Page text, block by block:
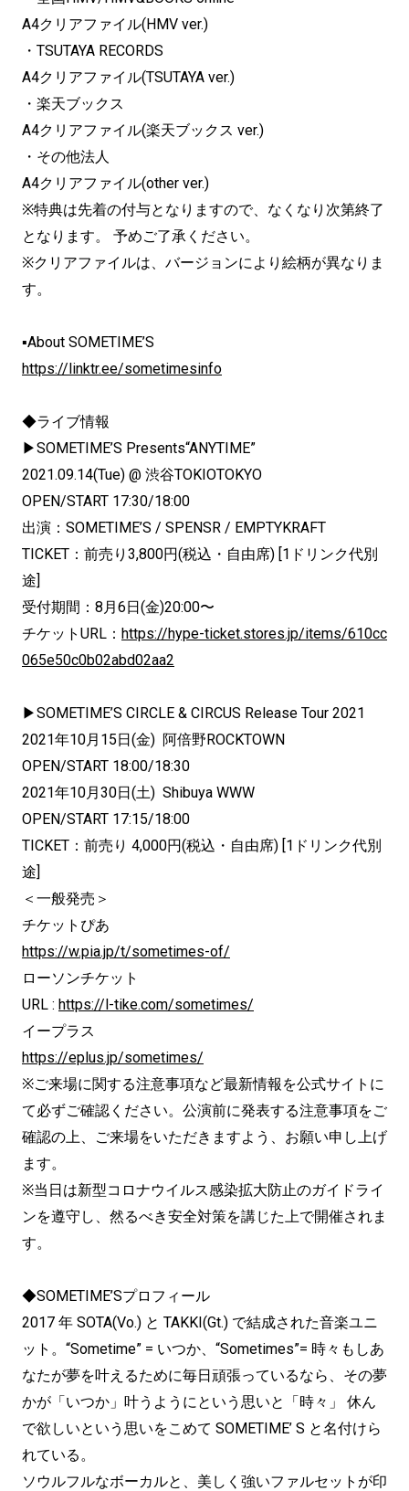
A4クリアファイル(HMV ver.)
・TSUTAYA RECORDS
A4クリアファイル(TSUTAYA ver.)
・楽天ブックス
A4クリアファイル(楽天ブックス ver.)
・その他法人
A4クリアファイル(other ver.)
※特典は先着の付与となりますので、なくなり次第終了
となります。 予めご了承ください。
※クリアファイルは、バージョンにより絵柄が異なりま
す。
▪About SOMETIME’S
https://linktr.ee/sometimesinfo
◆ライブ情報
▶SOMETIME’S Presents“ANYTIME”
2021.09.14(Tue) @ 渋谷TOKIOTOKYO
OPEN/START 17:30/18:00
出演：SOMETIME’S / SPENSR / EMPTYKRAFT
TICKET：前売り3,800円(税込・自由席) [1ドリンク代別
途]
受付期間：8月6日(金)20:00〜
チケットURL： https://hype-ticket.stores.jp/items/610cc
065e50c0b02abd02aa2
▶SOMETIME’S CIRCLE & CIRCUS Release Tour 2021
2021年10月15日(金) 阿倍野ROCKTOWN
OPEN/START 18:00/18:30
2021年10月30日(土) Shibuya WWW
OPEN/START 17:15/18:00
TICKET：前売り 4,000円(税込・自由席) [1ドリンク代別
途]
＜一般発売＞
チケットぴあ
https://w.pia.jp/t/sometimes-of/
ローソンチケット
URL : https://l-tike.com/sometimes/
イープラス
https://eplus.jp/sometimes/
※ご来場に関する注意事項など最新情報を公式サイトに
て必ずご確認ください。公演前に発表する注意事項をご
確認の上、ご来場をいただきますよう、お願い申し上げ
ます。
※当日は新型コロナウイルス感染拡大防止のガイドライ
ンを遵守し、然るべき安全対策を講じた上で開催されま
す。
◆SOMETIME’Sプロフィール
2017 年 SOTA(Vo.) と TAKKI(Gt.) で結成された音楽ユニ
ット。“Sometime” = いつか、“Sometimes”= 時々もしあ
なたが夢を叶えるために毎日頑張っているなら、その夢
かが「いつか」叶うようにという思いと「時々」 休ん
で欲しいという思いをこめて SOMETIME’ S と名付けら
れている。
ソウルフルなボーカルと、美しく強いファルセットが印